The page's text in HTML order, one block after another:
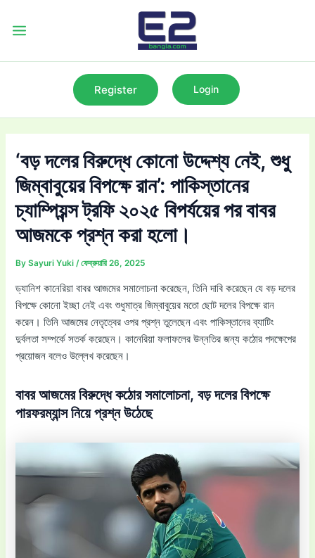
Register Login
‘বড় দলের বিরুদ্ধে কোনো উদ্দেশ্য নেই, শুধু
জিম্বাবুয়ের বিপক্ষে রান’: পাকিস্তানের
চ্যাম্পিয়ন্স ট্রফি ২০২৫ বিপর্যয়ের পর বাবর
আজমকে প্রশ্ন করা হলো।
BySayuri Yuki/ফেব্রুয়ারি 26, 2025
ড্যানিশ কানেরিয়া বাবর আজমের সমালোচনা করেছেন, তিনি দাবি করেছেন যে বড় দলের
বিপক্ষে কোনো ইচ্ছা নেই এবং শুধুমাত্র জিম্বাবুয়ের মতো ছোট দলের বিপক্ষে রান
করেন। তিনি আজমের নেতৃত্বের ওপর প্রশ্ন তুলেছেন এবং পাকিস্তানের ব্যাটিং
দুর্বলতা সম্পর্কে সতর্ক করেছেন। কানেরিয়া ফলাফলের উন্নতির জন্য কঠোর পদক্ষেপের
প্রয়োজন বলেও উল্লেখ করেছেন।
বাবর আজমের বিরুদ্ধে কঠোর সমালোচনা, বড় দলের বিপক্ষে
পারফরম্যান্স নিয়ে প্রশ্ন উঠেছে